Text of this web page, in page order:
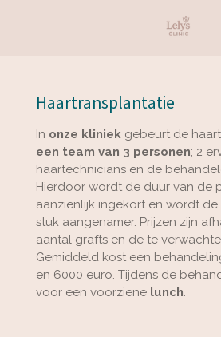
Haartransplantatie
In onze kliniekgebeurt de
een team van 3 personen; 2
haartechnicians en de
Hierdoor wordt de duur van de
aanzienlijk ingekort en wordt
stuk aangenamer. Prijzen zijn
aantal grafts en de te
Gemiddeld kost een
en 6000 euro. Tijdens de
voor een voorziene lunch.